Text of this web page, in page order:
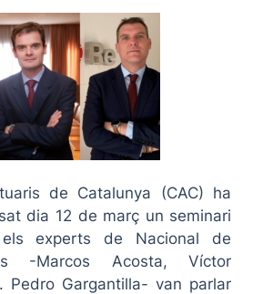
de Catalunya (CAC) ha
dia 12 de març un seminari
experts de Nacional de
-Marcos Acosta, Víctor
Pedro Gargantilla- van parlar